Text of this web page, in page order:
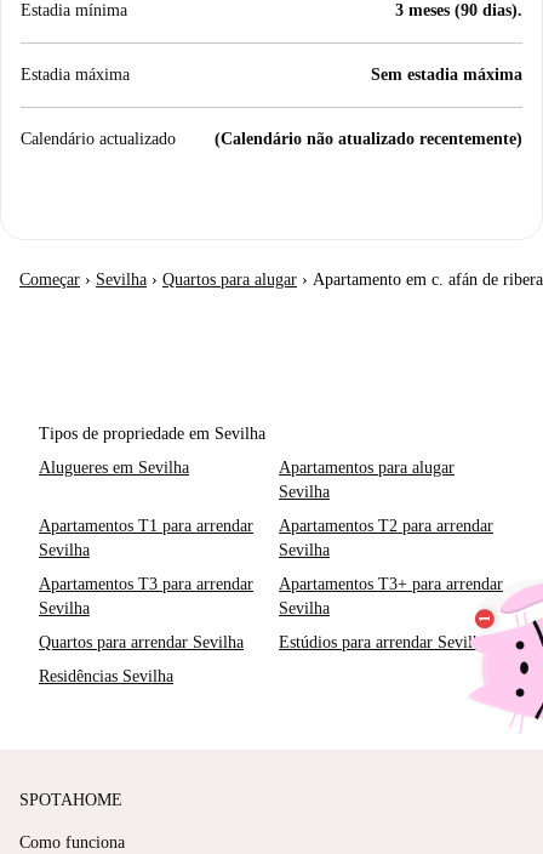
Estadia mínima 3 meses (90 dias).
Estadia máxima Sem estadia máxima
Calendário actualizado (Calendário não atualizado recentemente)
Começar › Sevilha › Quartos para alugar › Apartamento em c. afán de ribera
Tipos de propriedade em Sevilha
Alugueres em Sevilha
Apartamentos para alugar
Sevilha
Apartamentos T1 para arrendar
Sevilha
Apartamentos T2 para arrendar
Sevilha
Apartamentos T3 para arrendar
Sevilha
Apartamentos T3+ para arrendar
Sevilha
Quartos para arrendar Sevilha
Estúdios para arrendar Sevilha
Residências Sevilha
SPOTAHOME
Como funciona